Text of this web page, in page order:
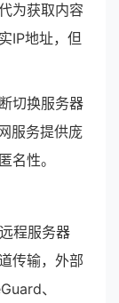
为获取内容
IP地址，但
切换服务器
服务提供庞
名性。
程服务器
传输，外部
、